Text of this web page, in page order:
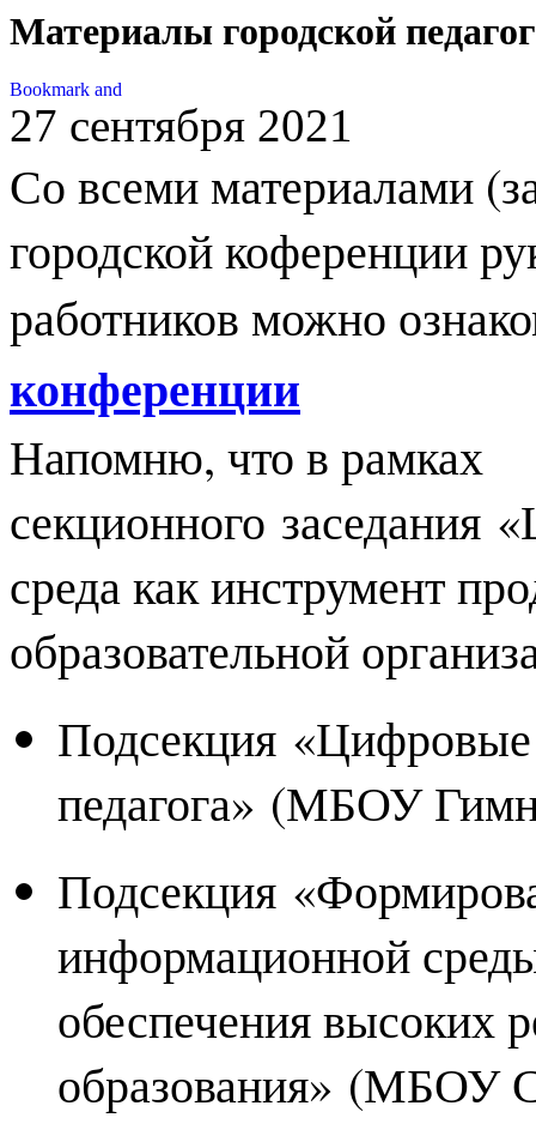
Материалы городской
27 сентября 2021
Со всеми материалами
городской коференции
работников можно
конференции
Напомню, что в рамках
секционного заседания
среда как инструмент
образовательной
Подсекция
педагога» (МБОУ
Подсекция
информационной
обеспечения высоких
образования»